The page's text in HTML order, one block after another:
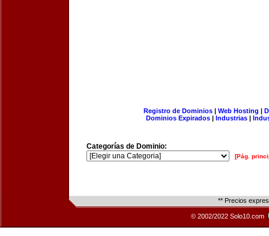
Registro de Dominios| Web Hosting |
Dominios Expirados | Industrias |
Categorías de Dominio:
[Pág.
** Precios
© 2002/2022 Solo10.com